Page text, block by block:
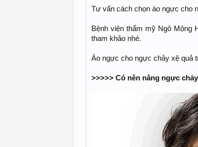
Tư vấn cách chọn áo ngực cho
Bệnh viện thẩm mỹ Ngô Mộng
tham khảo nhé.
Áo ngực cho ngực chảy xệ quả
>>>>> Có nên nâng ngực